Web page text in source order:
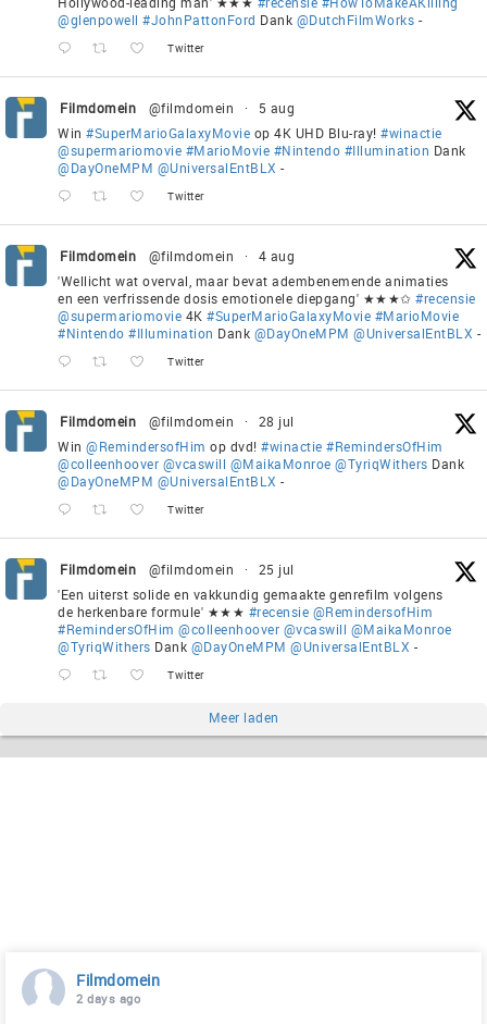
@glenpowell #JohnPattonFord Dank @DutchFilmWorks -
Twitter
Filmdomein @filmdomein ·
5 aug
Win #SuperMarioGalaxyMovie op 4K UHD Blu-ray! #winactie
@supermariomovie #MarioMovie #Nintendo #Illumination Dank
@DayOneMPM @UniversalEntBLX -
Twitter
Filmdomein @filmdomein ·
4 aug
'Wellicht wat overval, maar bevat adembenemende animaties
en een verfrissende dosis emotionele diepgang' ★★★✩ #recensie
@supermariomovie 4K #SuperMarioGalaxyMovie #MarioMovie
#Nintendo #Illumination Dank @DayOneMPM @UniversalEntBLX -
Twitter
Filmdomein @filmdomein ·
28 jul
Win @RemindersofHim op dvd! #winactie #RemindersOfHim
@colleenhoover @vcaswill @MaikaMonroe @TyriqWithers Dank
@DayOneMPM @UniversalEntBLX -
Twitter
Filmdomein @filmdomein ·
25 jul
'Een uiterst solide en vakkundig gemaakte genrefilm volgens
de herkenbare formule' ★★★ #recensie @RemindersofHim
#RemindersOfHim @colleenhoover @vcaswill @MaikaMonroe
@TyriqWithers Dank @DayOneMPM @UniversalEntBLX -
Twitter
Meer laden
Filmdomein
2 days ago